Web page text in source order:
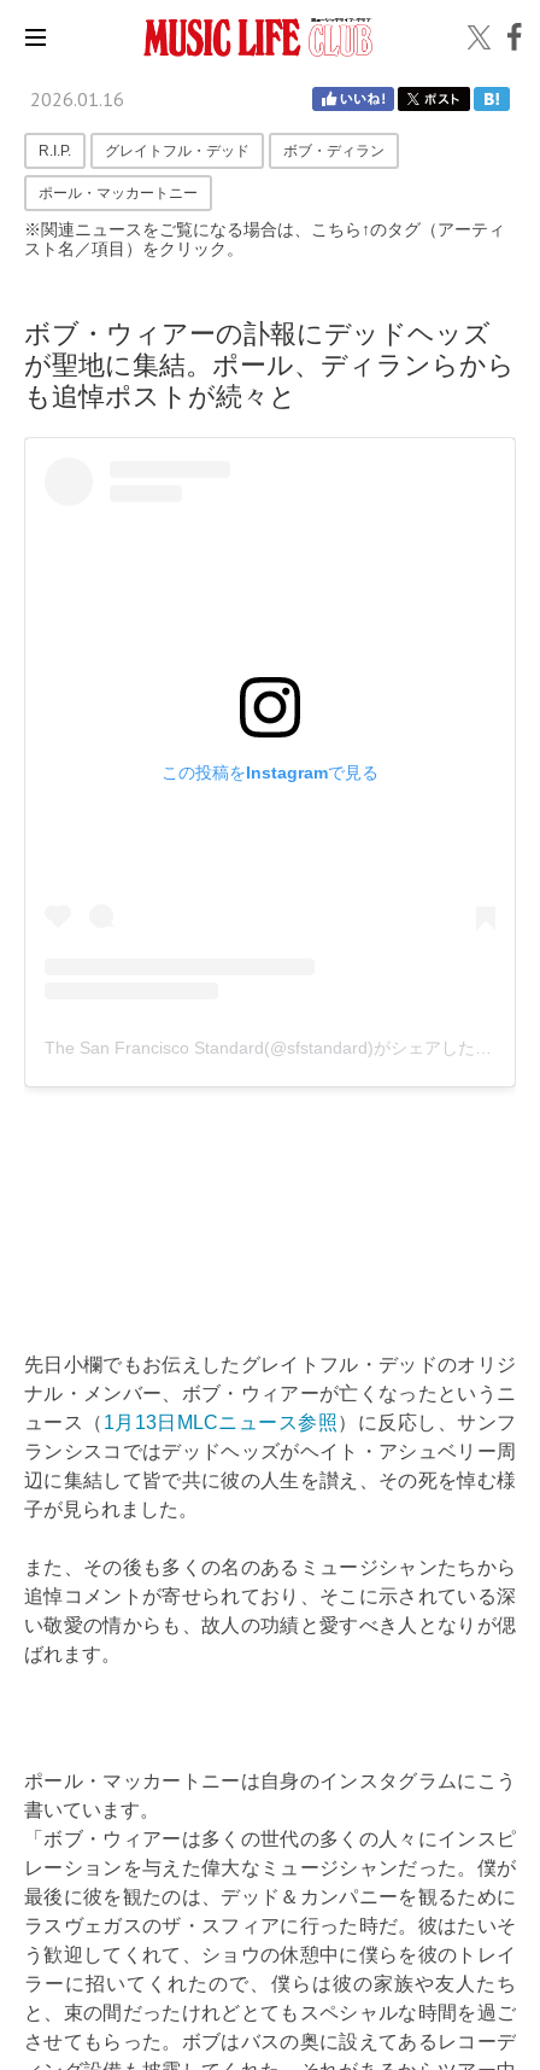
2026.01.16
R.I.P. グレイトフル・デッド ボブ・ディラン
ポール・マッカートニー
※関連ニュースをご覧になる場合は、こちら↑のタグ（アーティ
スト名／項目）をクリック。
ボブ・ウィアーの訃報にデッドヘッズ
が聖地に集結。ポール、ディランらから
も追悼ポストが続々と
先日小欄でもお伝えしたグレイトフル・デッドのオリジ
ナル・メンバー、ボブ・ウィアーが亡くなったというニ
ュース（ 1月13日MLCニュース参照）に反応し、サンフ
ランシスコではデッドヘッズがヘイト・アシュベリー周
辺に集結して皆で共に彼の人生を讃え、その死を悼む様
子が見られました。
また、その後も多くの名のあるミュージシャンたちから
追悼コメントが寄せられており、そこに示されている深
い敬愛の情からも、故人の功績と愛すべき人となりが偲
ばれます。
ポール・マッカートニーは自身のインスタグラムにこう
書いています。
「ボブ・ウィアーは多くの世代の多くの人々にインスピ
レーションを与えた偉大なミュージシャンだった。僕が
最後に彼を観たのは、デッド＆カンパニーを観るために
ラスヴェガスのザ・スフィアに行った時だ。彼はたいそ
う歓迎してくれて、ショウの休憩中に僕らを彼のトレイ
ラーに招いてくれたので、僕らは彼の家族や友人たち
と、束の間だったけれどとてもスペシャルな時間を過ご
させてもらった。ボブはバスの奥に設えてあるレコーデ